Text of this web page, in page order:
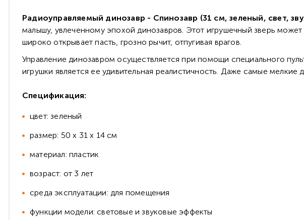
Радиоуправляемый динозавр - Спинозавр (31 см, зеленый, свет,
малышу, увлеченному эпохой динозавров. Этот игрушечный зверь
широко открывает пасть, грозно рычит, отпугивая врагов.
Управление динозавром осуществляется при помощи специального
игрушки является ее удивительная реалистичность. Даже самые
Спецификация:
цвет: зеленый
размер: 50 х 31 х 14 см
материал: пластик
возраст: от 3 лет
среда эксплуатации: для помещения
функции модели: световые и звуковые эффекты